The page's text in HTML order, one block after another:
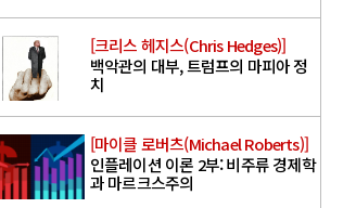
[크리스 헤지스(Chris Hedges)]
백악관의 대부, 트럼프의 마피아 정
치
[마이클 로버츠(Michael Roberts)]
인플레이션 이론 2부: 비주류 경제학
과 마르크스주의